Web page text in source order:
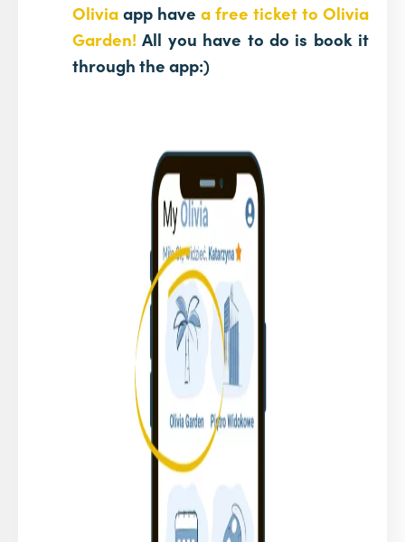
Oliviaapp have a free ticket to Olivia
Garden!All you have to do is book it
through the app:)